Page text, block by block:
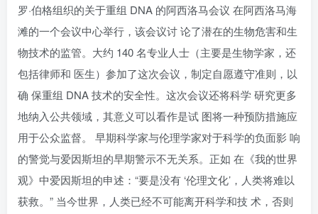
罗·伯格组织的关于重组 DNA 的阿西洛马会议 在阿西洛马海
滩的一个会议中心举行，该会议讨 论了潜在的生物危害和生
物技术的监管。大约 140 名专业人士（主要是生物学家，还
包括律师和 医生）参加了这次会议，制定自愿遵守准则，以
确 保重组 DNA 技术的安全性。这次会议还将科学 研究更多
地纳入公共领域，其意义可以看作是试 图将一种预防措施应
用于公众监督。 早期科学家与伦理学家对于科学的负面影 响
的警觉与爱因斯坦的早期警示不无关系。正如 在《我的世界
观》中爱因斯坦的申述：“要是没有 ‘伦理文化’，人类将难以
获救。” 当今世界，人类已经不可能离开科学和技 术，否则